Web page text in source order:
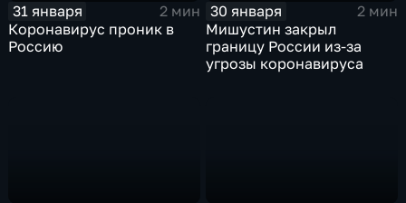
31 января
2 мин
Коронавирус проник в
Россию
30 января
2 мин
Мишустин закрыл
границу России из-за
угрозы коронавируса